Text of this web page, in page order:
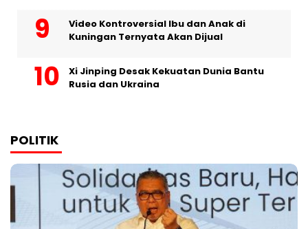
Video Kontroversial Ibu dan Anak di
Kuningan Ternyata Akan Dijual
Xi Jinping Desak Kekuatan Dunia Bantu
Rusia dan Ukraina
POLITIK